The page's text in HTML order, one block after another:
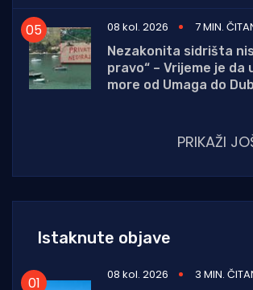
08 kol. 2026
7 MIN.
Nezakonita sidrišta
pravo“ – Vrijeme je da
more od Umaga do
PRIKAŽI
Istaknute objave
08 kol. 2026
3 MIN.